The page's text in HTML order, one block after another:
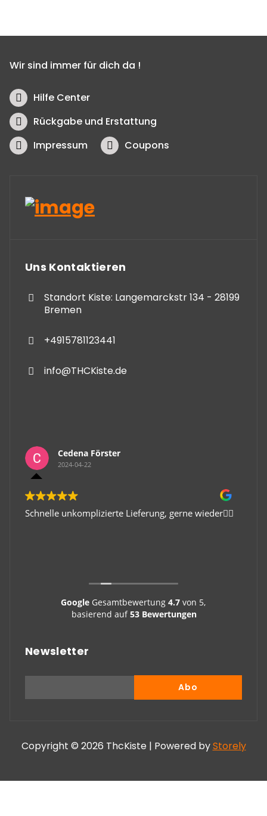
Wir sind immer für dich da !
Hilfe Center
Rückgabe und Erstattung
Impressum
Coupons
Uns Kontaktieren
Standort Kiste: Langemarckstr 134 - 28199
Bremen
+4915781123441
info@THCKiste.de
Cedena Förster
2024-04-22
Schnelle unkomplizierte Lieferung, gerne wieder👍🏻
GoogleGesamtbewertung 4.7von 5,
basierend auf53 Bewertungen
Newsletter
Copyright © 2026 ThcKiste | Powered byStorely